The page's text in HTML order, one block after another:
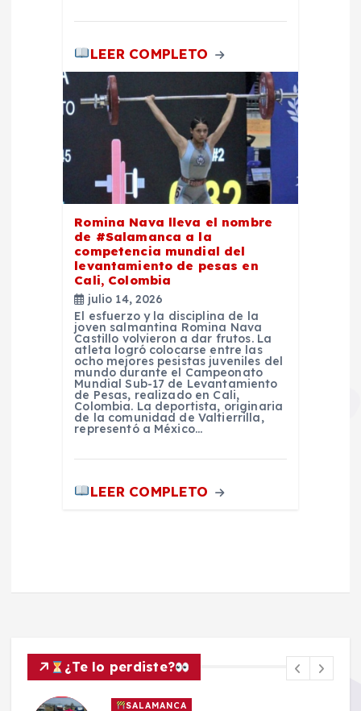
LEER COMPLETO
Romina Nava lleva el nombre
de #Salamanca a la
competencia mundial del
levantamiento de pesas en
Cali, Colombia
julio 14, 2026
El esfuerzo y la disciplina de la
joven salmantina Romina Nava
Castillo volvieron a dar frutos. La
atleta logró colocarse entre las
ocho mejores pesistas juveniles del
mundo durante el Campeonato
Mundial Sub-17 de Levantamiento
de Pesas, realizado en Cali,
Colombia. La deportista, originaria
de la comunidad de Valtierrilla,
representó a México…
LEER COMPLETO
¿Te lo perdiste?
SALAMANCA